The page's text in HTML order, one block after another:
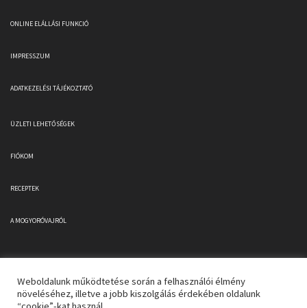
ONLINE ELÁLLÁSI FUNKCIÓ
IMPRESSZUM
ADATKEZELÉSI TÁJÉKOZTATÓ
ÜZLETI LEHETŐSÉGEK
FIÓKOM
RECEPTEK
A MOGYORÓVAJRÓL
Weboldalunk működtetése során a felhasználói élmény
növeléséhez, illetve a jobb kiszolgálás érdekében oldalunk